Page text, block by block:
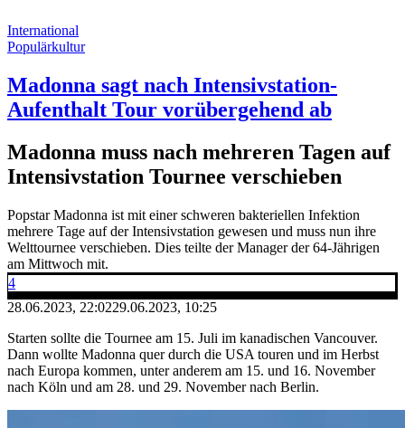
International
Populärkultur
Madonna sagt nach Intensivstation-
Aufenthalt Tour vorübergehend ab
Madonna muss nach mehreren Tagen auf
Intensivstation Tournee verschieben
Popstar Madonna ist mit einer schweren bakteriellen Infektion
mehrere Tage auf der Intensivstation gewesen und muss nun ihre
Welttournee verschieben. Dies teilte der Manager der 64-Jährigen
am Mittwoch mit.
4
28.06.2023, 22:0229.06.2023, 10:25
Starten sollte die Tournee am 15. Juli im kanadischen Vancouver.
Dann wollte Madonna quer durch die USA touren und im Herbst
nach Europa kommen, unter anderem am 15. und 16. November
nach Köln und am 28. und 29. November nach Berlin.